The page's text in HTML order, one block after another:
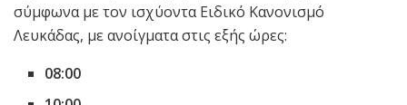
σύμφωνα με τον ισχύοντα Ειδικό Κανονισμό
Λευκάδας, με ανοίγματα στις εξής ώρες:
08:00